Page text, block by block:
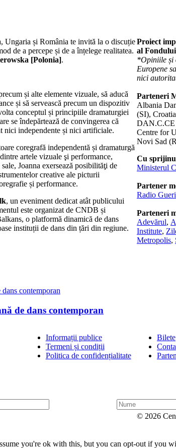
Ungaria și România te invită la o discuție
de a percepe și de a înțelege realitatea.
[Polonia].
și alte elemente vizuale, să aducă
și să servească precum un dispozitiv
conceptul și principiile dramaturgiei
se îndepărtează de convingerea că
nici independente și nici artificiale.
coregrafă independentă și dramaturgă
artele vizuale şi performance,
Joanna exersează posibilităţi de
creative ale picturii
și performance.
, un eveniment dedicat atât publicului
este organizat de CNDB și
o platformă dinamică de dans
instituții de dans din țări din regiune.
Proiect
al
*Opiniile și
Europene
nici
Parteneri
Albania
(SI),
DAN.C.CE
Centre for
Novi Sad
Cu
Ministerul
Partener
Radio
Parteneri
Adevărul,
Institute,
Metropolis,
de dans contemporan
Informații publice
Termeni și condiții
Politica de confidențialitate
Bilete
N
u
© 2026
you're ok with this, but you can opt-out if you